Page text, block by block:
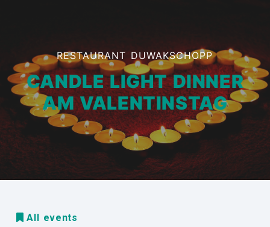
RESTAURANT DUWAKSCHOPP
CANDLE LIGHT DINNER
AM VALENTINSTAG
All events